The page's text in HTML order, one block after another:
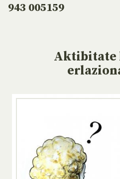
943 005159
Aktibitate